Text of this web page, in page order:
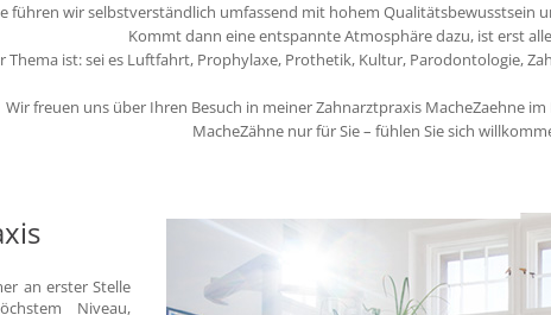
führen wir selbstverständlich umfassend mit hohem Qualitätsbewusstsein
Kommt dann eine entspannte Atmosphäre dazu, ist erst
Thema ist: sei es Luftfahrt, Prophylaxe, Prothetik, Kultur, Parodontologie,
Wir freuen uns über Ihren Besuch in meiner Zahnarztpraxis MacheZaehne
MacheZähne nur für Sie – fühlen Sie sich
an erster Stelle
Niveau,